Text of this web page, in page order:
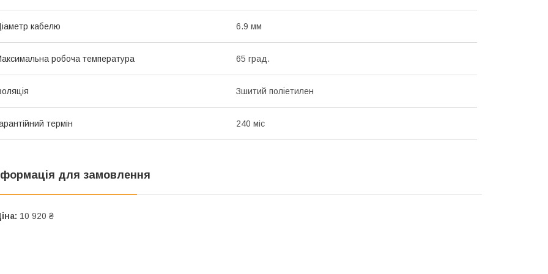
кабелю 6.9 мм
робоча температура 65 град.
Зшитий поліетилен
термін 240 міс
для замовлення
10 920 ₴